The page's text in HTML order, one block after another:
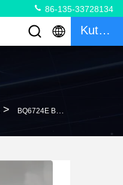
86-135-33728134
Kutipan
> BQ6724E BQ6724-E0 Segel Minyak QLF 180*240*15.5*22.5 BAGIAN SEGEL